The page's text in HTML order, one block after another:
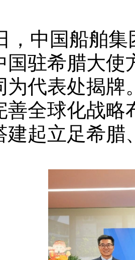
国船舶集
国驻希腊大使
为代表处揭牌
善全球化战略
建起立足希腊